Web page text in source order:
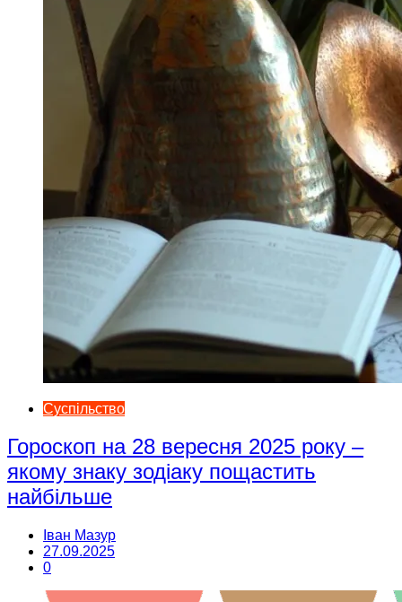
Суспільство
Гороскоп на 28 вересня 2025 року –
якому знаку зодіаку пощастить
найбільше
Іван Мазур
27.09.2025
0